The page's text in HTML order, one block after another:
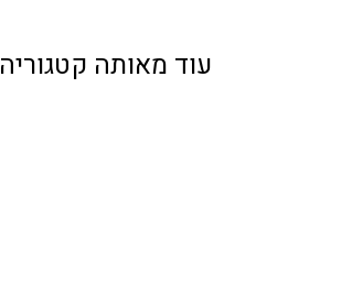
עוד מאותה קטגוריה